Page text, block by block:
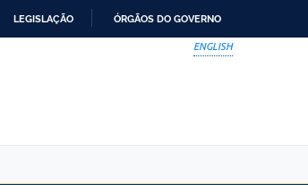
LEGISLAÇÃO ÓRGÃOS DO GOVERNO
ENGLISH